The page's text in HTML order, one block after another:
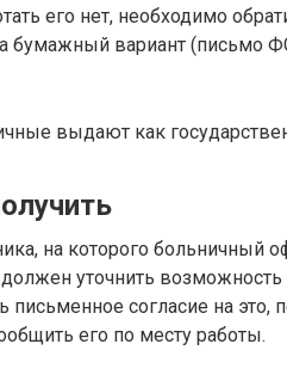
его нет, необходимо
бумажный вариант (письмо
выдают как
на которого больничный
должен уточнить
согласие на это,
его по месту работы.